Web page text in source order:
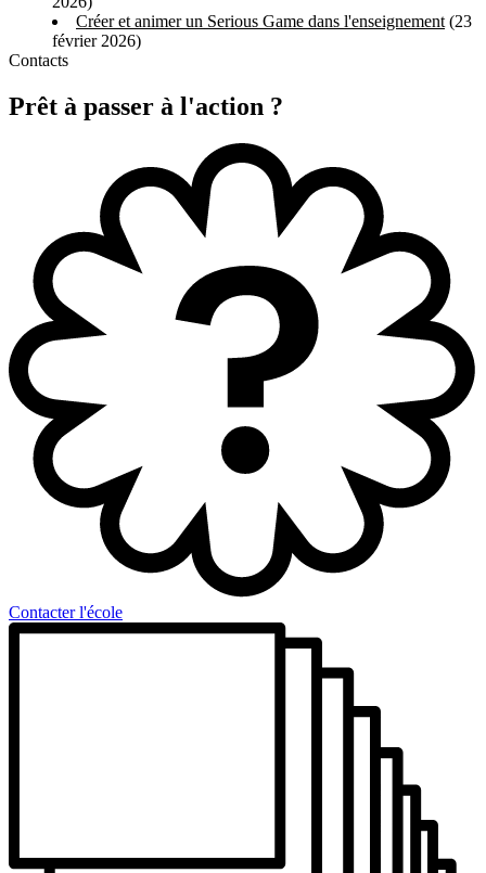
Créer et animer un Serious Game dans l'enseignement (23
février 2026)
Contacts
Prêt à passer à l'action ?
Contacter l'école